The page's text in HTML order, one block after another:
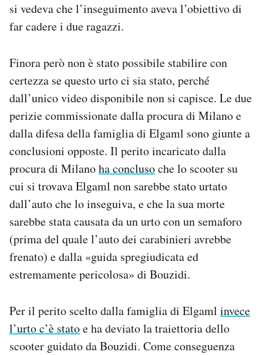
si vedeva che l’inseguimento aveva l’obiettivo di
far cadere i due ragazzi.
Finora però non è stato possibile stabilire con
certezza se questo urto ci sia stato, perché
dall’unico video disponibile non si capisce. Le due
perizie commissionate dalla procura di Milano e
dalla difesa della famiglia di Elgaml sono giunte a
conclusioni opposte. Il perito incaricato dalla
procura di Milanoha conclusoche lo scooter su
cui si trovava Elgaml non sarebbe stato urtato
dall’auto che lo inseguiva, e che la sua morte
sarebbe stata causata da un urto con un semaforo
(prima del quale l’auto dei carabinieri avrebbe
frenato) e dalla «guida spregiudicata ed
estremamente pericolosa» di Bouzidi.
Per il perito scelto dalla famiglia di Elgaml invece
l’urto c’è statoe ha deviato la traiettoria dello
scooter guidato da Bouzidi. Come conseguenza